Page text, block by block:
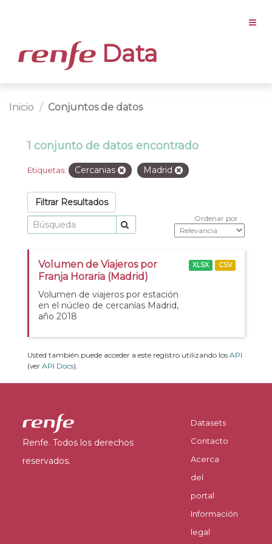
Data
Inicio Conjuntos de datos
1 conjunto de datos encontrado
Etiquetas: Cercanias Madrid
Filtrar Resultados
Ordenar por
Volumen de Viajeros por
Franja Horaria (Madrid)
Volumen de viajeros por estación
en el núcleo de cercanías Madrid,
año 2018
XLSX CSV
Usted también puede acceder a este registro utilizando los API
(ver API Docs).
Renfe. Todos los derechos
reservados.
Datasets
Contacto
Acerca
del
portal
Información
legal